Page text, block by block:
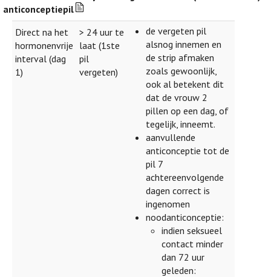
anticonceptiepil
Direct na het
hormonenvrije
interval (dag
1)
> 24 uur te
laat (1ste
pil
vergeten)
de vergeten pil
alsnog innemen en
de strip afmaken
zoals gewoonlijk,
ook al betekent dit
dat de vrouw 2
pillen op een dag, of
tegelijk, inneemt.
aanvullende
anticonceptie tot de
pil 7
achtereenvolgende
dagen correct is
ingenomen
noodanticonceptie:
indien seksueel
contact minder
dan 72 uur
geleden: